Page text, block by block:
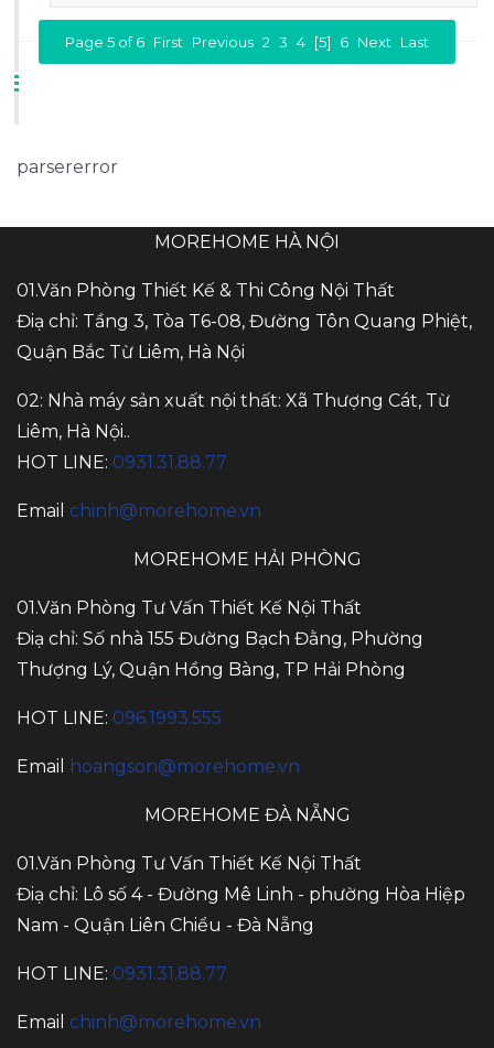
Page 5 of 6 First Previous 2 3 4 [5] 6 Next Last
parsererror
MOREHOME HÀ NỘI
01.Văn Phòng Thiết Kế & Thi Công Nội Thất
Điạ chỉ: Tầng 3, Tòa T6-08, Đường Tôn Quang Phiệt,
Quận Bắc Từ Liêm, Hà Nội
02: Nhà máy sản xuất nội thất: Xã Thượng Cát, Từ
Liêm, Hà Nội..
HOT LINE: 0931.31.88.77
Email chinh@morehome.vn
MOREHOME HẢI PHÒNG
01.Văn Phòng Tư Vấn Thiết Kế Nội Thất
Điạ chỉ: Số nhà 155 Đường Bạch Đằng, Phường
Thượng Lý, Quận Hồng Bàng, TP Hải Phòng
HOT LINE: 096.1993.555
Email hoangson@morehome.vn
MOREHOME ĐÀ NẴNG
01.Văn Phòng Tư Vấn Thiết Kế Nội Thất
Điạ chỉ: Lô số 4 - Đường Mê Linh - phường Hòa Hiệp
Nam - Quận Liên Chiểu - Đà Nẵng
HOT LINE: 0931.31.88.77
Email chinh@morehome.vn